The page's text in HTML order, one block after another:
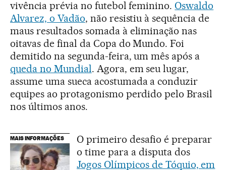
vivência prévia no futebol feminino. Oswaldo
Alvarez, o Vadão, não resistiu à sequência de
maus resultados somada à eliminação nas
oitavas de final da Copa do Mundo. Foi
demitido na segunda-feira, um mês após a
queda no Mundial. Agora, em seu lugar,
assume uma sueca acostumada a conduzir
equipes ao protagonismo perdido pelo Brasil
nos últimos anos.
MAIS INFORMAÇÕES
O primeiro desafio é preparar
o time para a disputa dos
Jogos Olímpicos de Tóquio, em